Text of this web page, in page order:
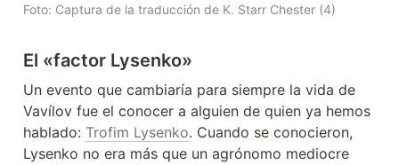
Foto: Captura de la traducción de K. Starr Chester (4)
El «factor Lysenko»
Un evento que cambiaría para siempre la vida de
Vavílov fue el conocer a alguien de quien ya hemos
hablado: Trofim Lysenko. Cuando se conocieron,
Lysenko no era más que un agrónomo mediocre